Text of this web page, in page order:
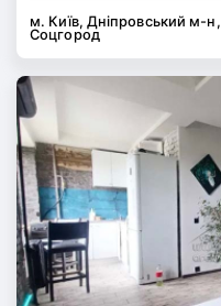
м. Київ, Дніпровський м-н,
Соцгород